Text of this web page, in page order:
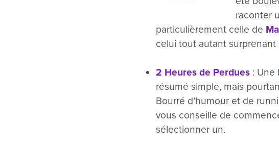
raconter
particulièrement celle de
celui tout autant surprenant
2 Heures de Perdues : Une
résumé simple, mais
Bourré d’humour et de
vous conseille de
sélectionner un.